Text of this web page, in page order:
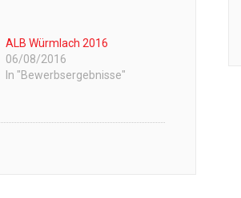
ALB Würmlach 2016
06/08/2016
In "Bewerbsergebnisse"